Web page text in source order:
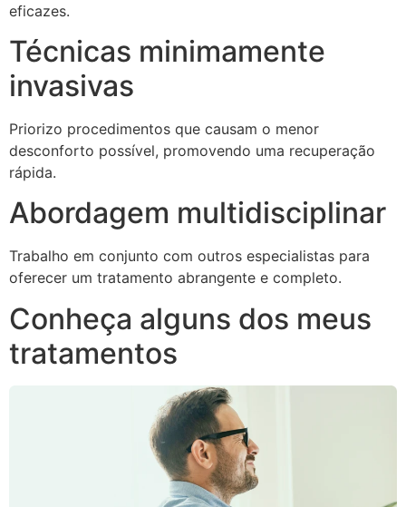
eficazes.
Técnicas minimamente
invasivas
Priorizo procedimentos que causam o menor
desconforto possível, promovendo uma recuperação
rápida.
Abordagem multidisciplinar
Trabalho em conjunto com outros especialistas para
oferecer um tratamento abrangente e completo.
Conheça alguns dos meus
tratamentos